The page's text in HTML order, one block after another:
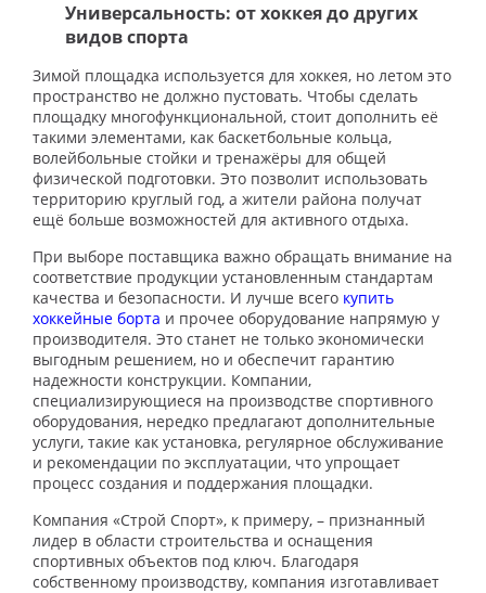
Универсальность: от хоккея до других
видов спорта
Зимой площадка используется для хоккея, но летом это
пространство не должно пустовать. Чтобы сделать
площадку многофункциональной, стоит дополнить её
такими элементами, как баскетбольные кольца,
волейбольные стойки и тренажёры для общей
физической подготовки. Это позволит использовать
территорию круглый год, а жители района получат
ещё больше возможностей для активного отдыха.
При выборе поставщика важно обращать внимание на
соответствие продукции установленным стандартам
качества и безопасности. И лучше всего купить
хоккейные борта и прочее оборудование напрямую у
производителя. Это станет не только экономически
выгодным решением, но и обеспечит гарантию
надежности конструкции. Компании,
специализирующиеся на производстве спортивного
оборудования, нередко предлагают дополнительные
услуги, такие как установка, регулярное обслуживание
и рекомендации по эксплуатации, что упрощает
процесс создания и поддержания площадки.
Компания «Строй Спорт», к примеру, – признанный
лидер в области строительства и оснащения
спортивных объектов под ключ. Благодаря
собственному производству, компания изготавливает